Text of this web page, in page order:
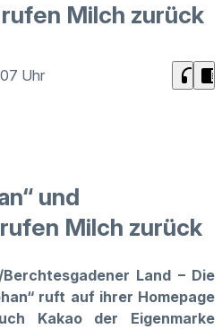
Milch zurück
Uhr headphones chrome_reader_mode
und
Milch zurück
Land – Die
ruft auf ihrer Homepage
Kakao der Eigenmarke